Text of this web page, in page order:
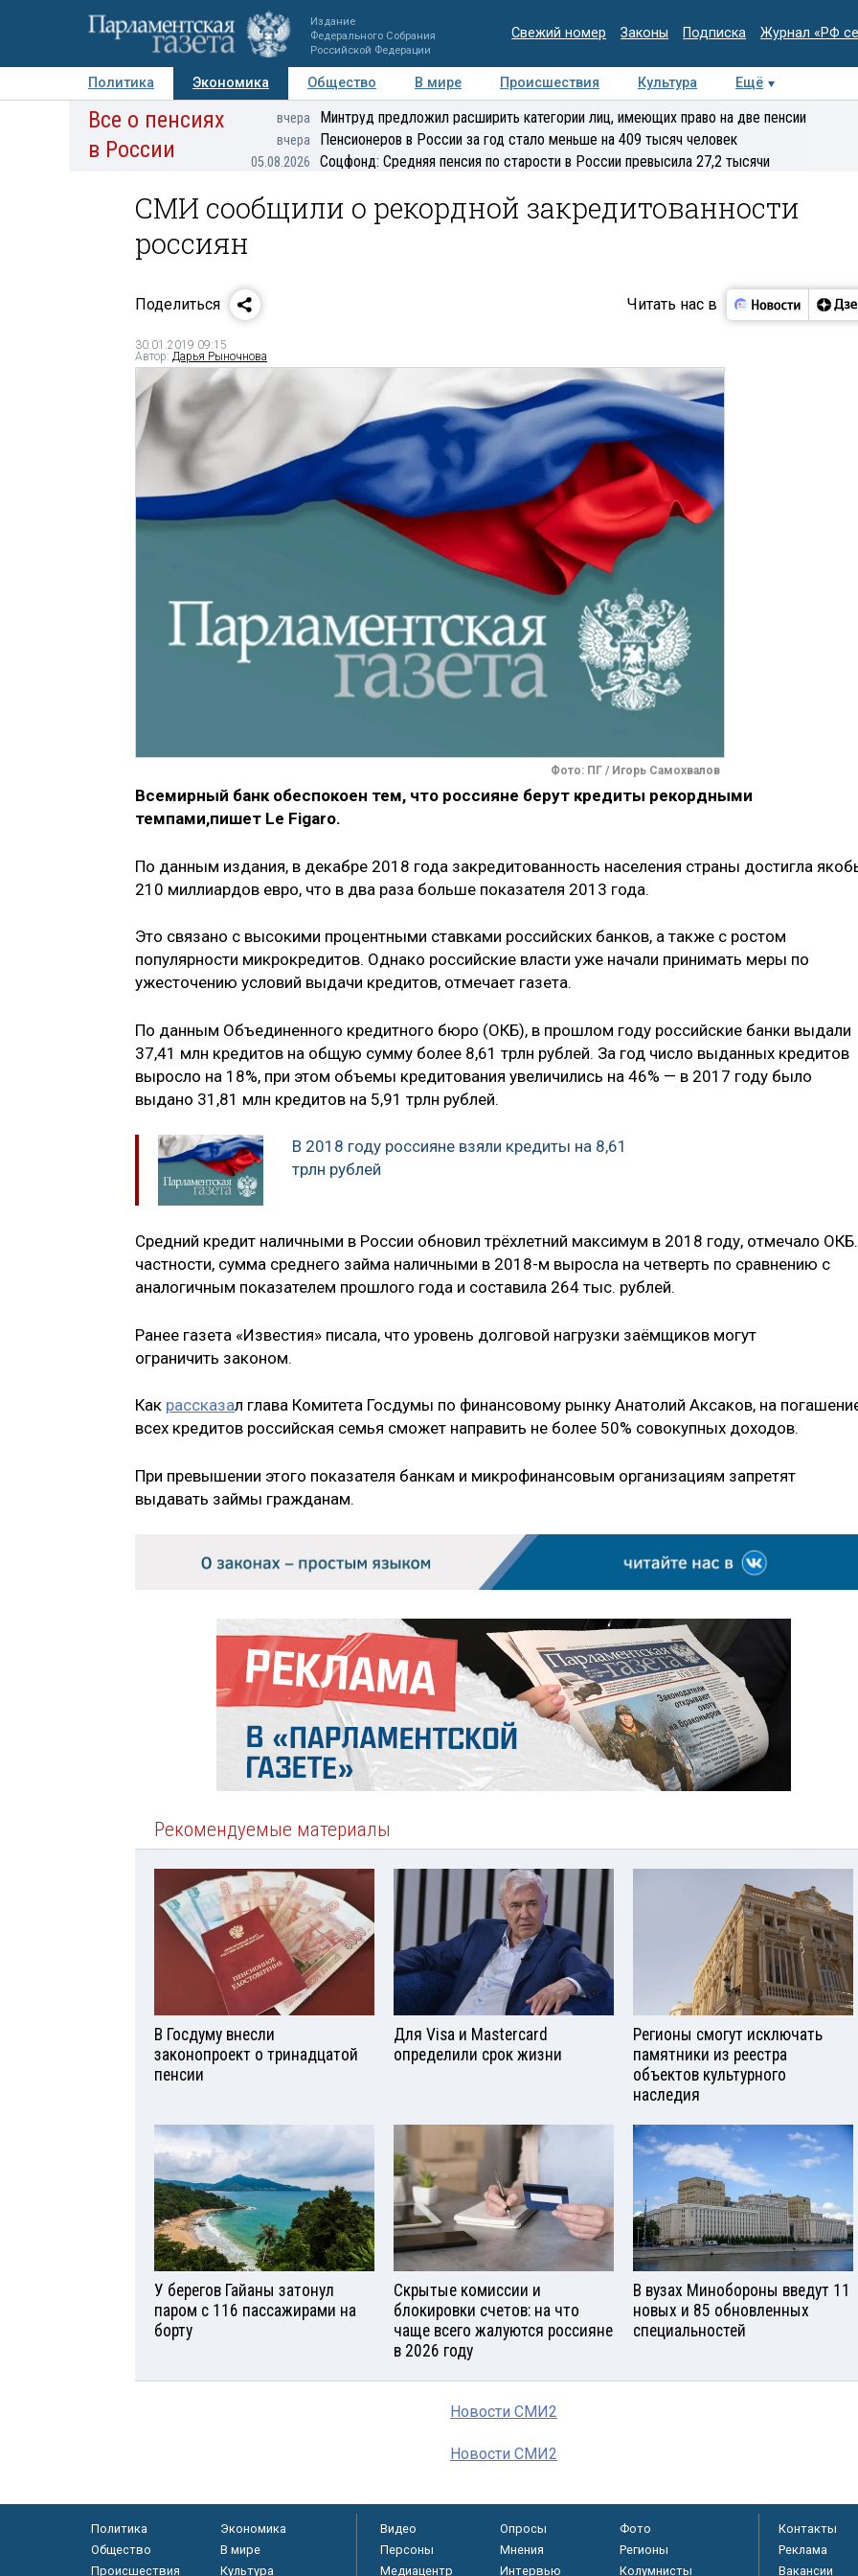
Издание
Федерального Собрания
Российской Федерации
Свежий номер Законы Подписка Журнал «РФ
Политика Экономика Общество В мире Происшествия Культура
Ещё
Авторы Персоны Мнения Регионы Медиацентр Интервью Колумнисты
Все о пенсиях
в России
вчера Минтруд предложил расширить категории лиц, имеющих право на две пенсии
вчера Пенсионеров в России за год стало меньше на 409 тысяч человек
05.08.2026 Соцфонд: Средняя пенсия по старости в России превысила 27,2 тысячи
СМИ сообщили о рекордной закредитованности
россиян
Поделиться Читать нас в
30.01.2019 09:15
Автор: Дарья Рыночнова
Фото: ПГ / Игорь Самохвалов
Всемирный банк обеспокоен тем, что россияне берут кредиты рекордными
темпами,пишет Le Figaro.
По данным издания, в декабре 2018 года закредитованность населения страны достигла
210 миллиардов евро, что в два раза больше показателя 2013 года.
Это связано с высокими процентными ставками российских банков, а также с ростом
популярности микрокредитов. Однако российские власти уже начали принимать меры по
ужесточению условий выдачи кредитов, отмечает газета.
По данным Объединенного кредитного бюро (ОКБ), в прошлом году российские банки выдали
37,41 млн кредитов на общую сумму более 8,61 трлн рублей. За год число выданных кредитов
выросло на 18%, при этом объемы кредитования увеличились на 46% — в 2017 году было
выдано 31,81 млн кредитов на 5,91 трлн рублей.
В 2018 году россияне взяли кредиты на 8,61
трлн рублей
Средний кредит наличными в России обновил трёхлетний максимум в 2018 году, отмечало
частности, сумма среднего займа наличными в 2018-м выросла на четверть по сравнению с
аналогичным показателем прошлого года и составила 264 тыс. рублей.
Ранее газета «Известия» писала, что уровень долговой нагрузки заёмщиков могут
ограничить законом.
Как рассказал глава Комитета Госдумы по финансовому рынку Анатолий Аксаков, на
всех кредитов российская семья сможет направить не более 50% совокупных доходов.
При превышении этого показателя банкам и микрофинансовым организациям запретят
выдавать займы гражданам.
Рекомендуемые материалы
В Госдуму внесли
законопроект о тринадцатой
пенсии
Для Visа и Mastercard
определили срок жизни
Регионы смогут исключать
памятники из реестра
объектов культурного
наследия
У берегов Гайаны затонул
паром с 116 пассажирами на
борту
Скрытые комиссии и
блокировки счетов: на что
чаще всего жалуются россияне
в 2026 году
В вузах Минобороны введут 11
новых и 85 обновленных
специальностей
Новости СМИ2
Новости СМИ2
Политика
Экономика
Общество
В мире
Происшествия
Культура
Видео Опросы
Фото
Персоны
Мнения
Регионы
Медиацентр
Интервью Колумнисты
Контакты
Реклама
Вакансии